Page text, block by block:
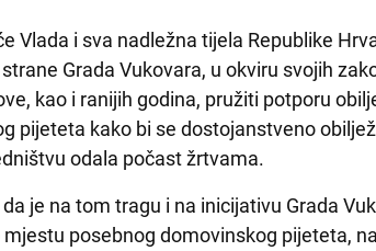
Vlada i sva nadležna tijela Republike
Grada Vukovara, u okviru svojih
kao i ranijih godina, pružiti potporu
pijeteta kako bi se dostojanstveno
odala počast žrtvama.
je na tom tragu i na inicijativu Grada
posebnog domovinskog pijeteta,